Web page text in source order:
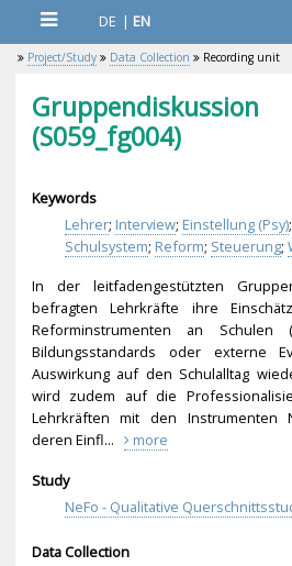
DE | EN
Project/Study Data Collection Recording unit
Gruppendiskussion
(S059_fg004)
Keywords
Lehrer; Interview; Einstellung (Psy);
Schulsystem; Reform; Steuerung;
In der leitfadengestützten
befragten Lehrkräfte ihre
Reforminstrumenten an Schulen
Bildungsstandards oder externe
Auswirkung auf den Schulalltag
wird zudem auf die
Lehrkräften mit den Instrumenten
deren Einfl...
more
Study
NeFo - Qualitative
Data Collection